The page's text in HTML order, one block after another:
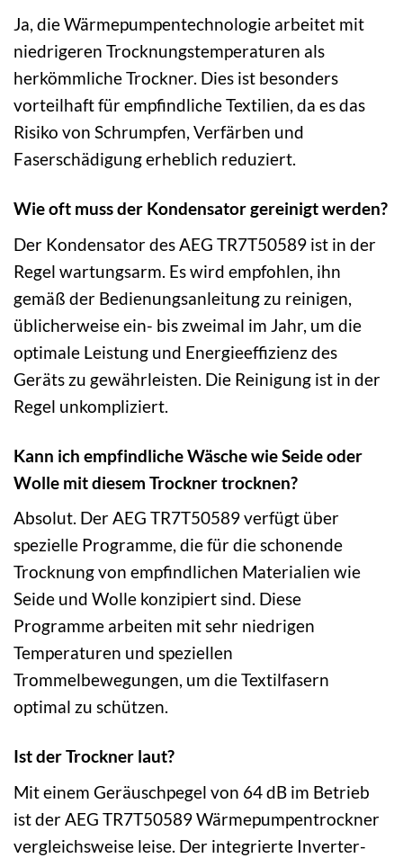
Ja, die Wärmepumpentechnologie arbeitet mit
niedrigeren Trocknungstemperaturen als
herkömmliche Trockner. Dies ist besonders
vorteilhaft für empfindliche Textilien, da es das
Risiko von Schrumpfen, Verfärben und
Faserschädigung erheblich reduziert.
Wie oft muss der Kondensator gereinigt werden?
Der Kondensator des AEG TR7T50589 ist in der
Regel wartungsarm. Es wird empfohlen, ihn
gemäß der Bedienungsanleitung zu reinigen,
üblicherweise ein- bis zweimal im Jahr, um die
optimale Leistung und Energieeffizienz des
Geräts zu gewährleisten. Die Reinigung ist in der
Regel unkompliziert.
Kann ich empfindliche Wäsche wie Seide oder
Wolle mit diesem Trockner trocknen?
Absolut. Der AEG TR7T50589 verfügt über
spezielle Programme, die für die schonende
Trocknung von empfindlichen Materialien wie
Seide und Wolle konzipiert sind. Diese
Programme arbeiten mit sehr niedrigen
Temperaturen und speziellen
Trommelbewegungen, um die Textilfasern
optimal zu schützen.
Ist der Trockner laut?
Mit einem Geräuschpegel von 64 dB im Betrieb
ist der AEG TR7T50589 Wärmepumpentrockner
vergleichsweise leise. Der integrierte Inverter-